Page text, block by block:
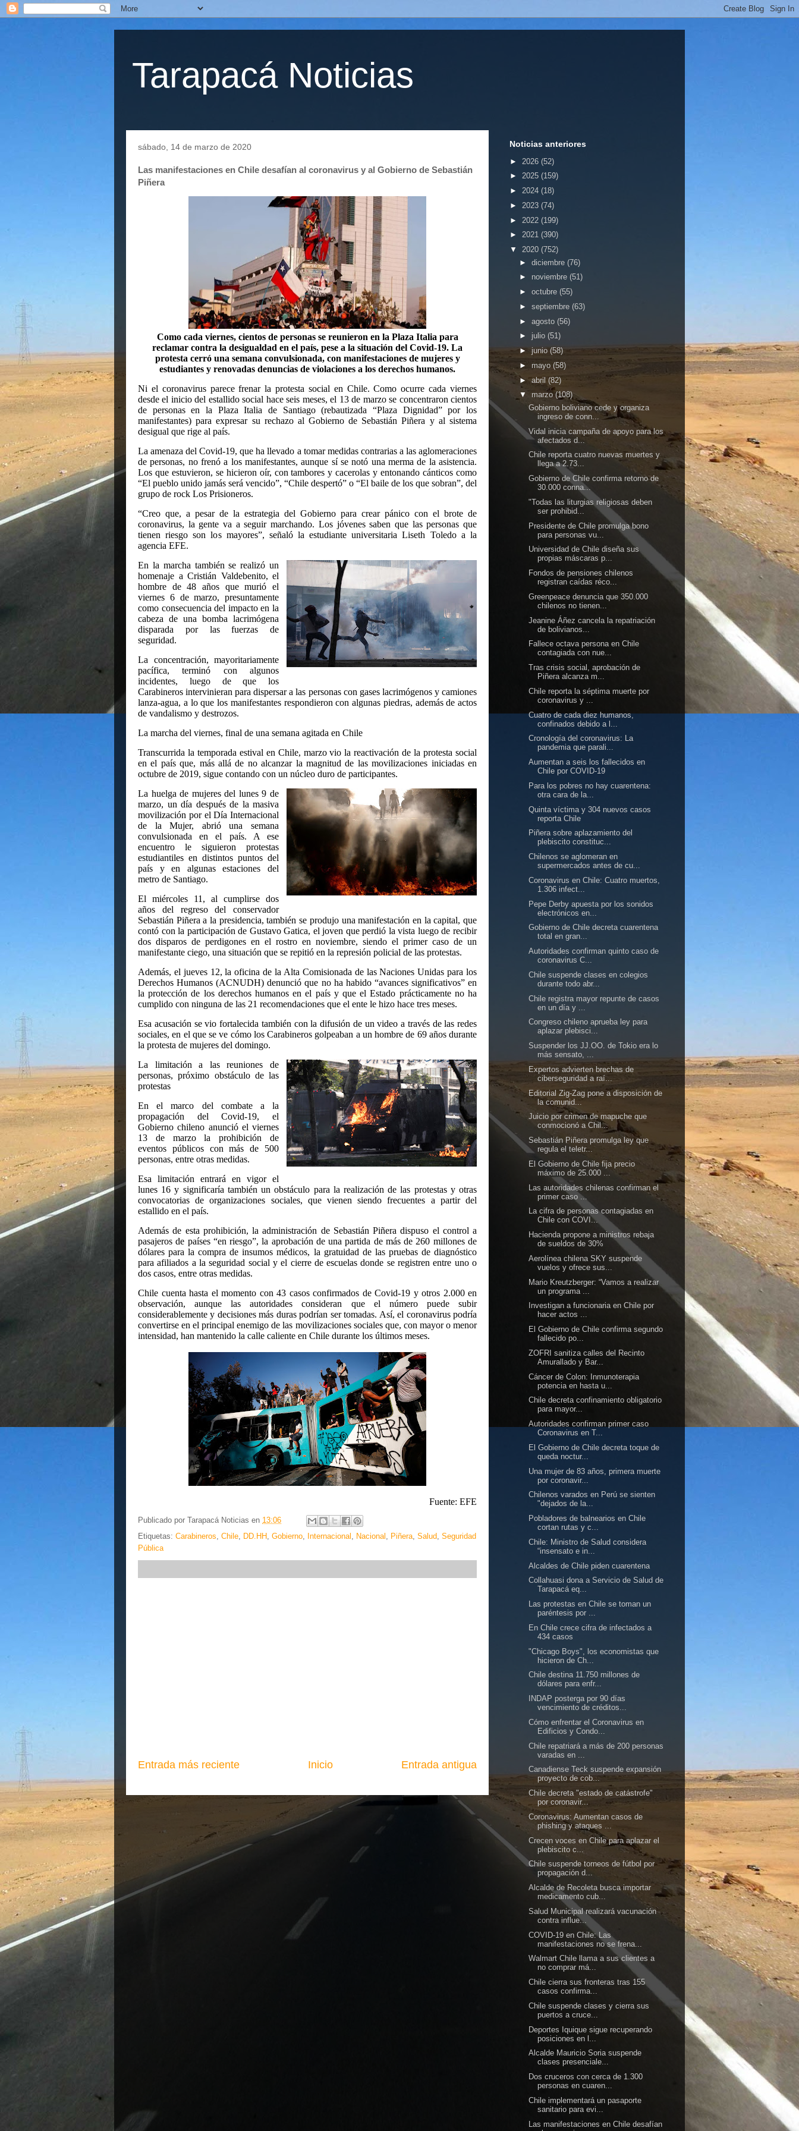
Tarapacá Noticias
sábado, 14 de marzo de 2020
Las manifestaciones en Chile desafían al coronavirus y al Gobierno de Sebastián
Piñera
Como cada viernes, cientos de personas se reunieron en la Plaza Italia para
reclamar contra la desigualdad en el país, pese a la situación del Covid-19. La
protesta cerró una semana convulsionada, con manifestaciones de mujeres y
estudiantes y renovadas denuncias de violaciones a los derechos humanos.
Ni el coronavirus parece frenar la protesta social en Chile. Como ocurre cada viernes
desde el inicio del estallido social hace seis meses, el 13 de marzo se concentraron cientos
de personas en la Plaza Italia de Santiago (rebautizada “Plaza Dignidad” por los
manifestantes) para expresar su rechazo al Gobierno de Sebastián Piñera y al sistema
desigual que rige al país.
La amenaza del Covid-19, que ha llevado a tomar medidas contrarias a las aglomeraciones
de personas, no frenó a los manifestantes, aunque sí se notó una merma de la asistencia.
Los que estuvieron, se hicieron oír, con tambores y cacerolas y entonando cánticos como
“El pueblo unido jamás será vencido”, “Chile despertó” o “El baile de los que sobran”, del
grupo de rock Los Prisioneros.
“Creo que, a pesar de la estrategia del Gobierno para crear pánico con el brote de
coronavirus, la gente va a seguir marchando. Los jóvenes saben que las personas que
tienen riesgo son los mayores”, señaló la estudiante universitaria Liseth Toledo a la
agencia EFE.
En la marcha también se realizó un
homenaje a Cristián Valdebenito, el
hombre de 48 años que murió el
viernes 6 de marzo, presuntamente
como consecuencia del impacto en la
cabeza de una bomba lacrimógena
disparada por las fuerzas de
seguridad.
La concentración, mayoritariamente
pacífica, terminó con algunos
incidentes, luego de que los
Carabineros intervinieran para dispersar a las personas con gases lacrimógenos y camiones
lanza-agua, a lo que los manifestantes respondieron con algunas piedras, además de actos
de vandalismo y destrozos.
La marcha del viernes, final de una semana agitada en Chile
Transcurrida la temporada estival en Chile, marzo vio la reactivación de la protesta social
en el país que, más allá de no alcanzar la magnitud de las movilizaciones iniciadas en
octubre de 2019, sigue contando con un núcleo duro de participantes.
La huelga de mujeres del lunes 9 de
marzo, un día después de la masiva
movilización por el Día Internacional
de la Mujer, abrió una semana
convulsionada en el país. A ese
encuentro le siguieron protestas
estudiantiles en distintos puntos del
país y en algunas estaciones del
metro de Santiago.
El miércoles 11, al cumplirse dos
años del regreso del conservador
Sebastián Piñera a la presidencia, también se produjo una manifestación en la capital, que
contó con la participación de Gustavo Gatica, el joven que perdió la vista luego de recibir
dos disparos de perdigones en el rostro en noviembre, siendo el primer caso de un
manifestante ciego, una situación que se repitió en la represión policial de las protestas.
Además, el jueves 12, la oficina de la Alta Comisionada de las Naciones Unidas para los
Derechos Humanos (ACNUDH) denunció que no ha habido “avances significativos” en
la protección de los derechos humanos en el país y que el Estado prácticamente no ha
cumplido con ninguna de las 21 recomendaciones que el ente le hizo hace tres meses.
Esa acusación se vio fortalecida también con la difusión de un video a través de las redes
sociales, en el que se ve cómo los Carabineros golpeaban a un hombre de 69 años durante
la protesta de mujeres del domingo.
La limitación a las reuniones de
personas, próximo obstáculo de las
protestas
En el marco del combate a la
propagación del Covid-19, el
Gobierno chileno anunció el viernes
13 de marzo la prohibición de
eventos públicos con más de 500
personas, entre otras medidas.
Esa limitación entrará en vigor el
lunes 16 y significaría también un obstáculo para la realización de las protestas y otras
convocatorias de organizaciones sociales, que vienen siendo frecuentes a partir del
estallido en el país.
Además de esta prohibición, la administración de Sebastián Piñera dispuso el control a
pasajeros de países “en riesgo”, la aprobación de una partida de más de 260 millones de
dólares para la compra de insumos médicos, la gratuidad de las pruebas de diagnóstico
para afiliados a la seguridad social y el cierre de escuelas donde se registren entre uno o
dos casos, entre otras medidas.
Chile cuenta hasta el momento con 43 casos confirmados de Covid-19 y otros 2.000 en
observación, aunque las autoridades consideran que el número puede subir
considerablemente y decisiones más duras podrían ser tomadas. Así, el coronavirus podría
convertirse en el principal enemigo de las movilizaciones sociales que, con mayor o menor
intensidad, han mantenido la calle caliente en Chile durante los últimos meses.
Fuente: EFE
Publicado por Tarapacá Noticias en 13:06
Etiquetas: Carabineros, Chile, DD.HH, Gobierno, Internacional , Nacional , Piñera, Salud, Seguridad
Pública
Entrada más reciente Entrada antigua
Inicio
Noticias anteriores
► 2026 (52)
► 2025 (159)
► 2024 (18)
► 2023 (74)
► 2022 (199)
► 2021 (390)
▼ 2020 (752)
► diciembre (76)
► noviembre (51)
► octubre (55)
► septiembre (63)
► agosto (56)
► julio (51)
► junio (58)
► mayo (58)
►abril (82)
▼ marzo (108)
Gobierno boliviano cede y organiza
ingreso de conn...
Vidal inicia campaña de apoyo para los
afectados d...
Chile reporta cuatro nuevas muertes y
llega a 2.73...
Gobierno de Chile confirma retorno de
30.000 conna...
"Todas las liturgias religiosas deben
ser prohibid...
Presidente de Chile promulga bono
para personas vu...
Universidad de Chile diseña sus
propias máscaras p...
Fondos de pensiones chilenos
registran caídas réco...
Greenpeace denuncia que 350.000
chilenos no tienen...
Jeanine Áñez cancela la repatriación
de bolivianos...
Fallece octava persona en Chile
contagiada con nue...
Tras crisis social, aprobación de
Piñera alcanza m...
Chile reporta la séptima muerte por
coronavirus y ...
Cuatro de cada diez humanos,
confinados debido a l...
Cronología del coronavirus: La
pandemia que parali...
Aumentan a seis los fallecidos en
Chile por COVID-19
Para los pobres no hay cuarentena:
otra cara de la...
Quinta víctima y 304 nuevos casos
reporta Chile
Piñera sobre aplazamiento del
plebiscito constituc...
Chilenos se aglomeran en
supermercados antes de cu...
Coronavirus en Chile: Cuatro muertos,
1.306 infect...
Pepe Derby apuesta por los sonidos
electrónicos en...
Gobierno de Chile decreta cuarentena
total en gran...
Autoridades confirman quinto caso de
coronavirus C...
Chile suspende clases en colegios
durante todo abr...
Chile registra mayor repunte de casos
en un día y ...
Congreso chileno aprueba ley para
aplazar plebisci...
Suspender los JJ.OO. de Tokio era lo
más sensato, ...
Expertos advierten brechas de
ciberseguridad a raí...
Editorial Zig-Zag pone a disposición de
la comunid...
Juicio por crimen de mapuche que
conmocionó a Chil...
Sebastián Piñera promulga ley que
regula el teletr...
El Gobierno de Chile fija precio
máximo de 25.000 ...
Las autoridades chilenas confirman el
primer caso ...
La cifra de personas contagiadas en
Chile con COVI...
Hacienda propone a ministros rebaja
de sueldos de 30%
Aerolínea chilena SKY suspende
vuelos y ofrece sus...
Mario Kreutzberger: “Vamos a realizar
un programa ...
Investigan a funcionaria en Chile por
hacer actos ...
El Gobierno de Chile confirma segundo
fallecido po...
ZOFRI sanitiza calles del Recinto
Amurallado y Bar...
Cáncer de Colon: Inmunoterapia
potencia en hasta u...
Chile decreta confinamiento obligatorio
para mayor...
Autoridades confirman primer caso
Coronavirus en T...
El Gobierno de Chile decreta toque de
queda noctur...
Una mujer de 83 años, primera muerte
por coronavir...
Chilenos varados en Perú se sienten
"dejados de la...
Pobladores de balnearios en Chile
cortan rutas y c...
Chile: Ministro de Salud considera
“insensato e in...
Alcaldes de Chile piden cuarentena
Collahuasi dona a Servicio de Salud de
Tarapacá eq...
Las protestas en Chile se toman un
paréntesis por ...
En Chile crece cifra de infectados a
434 casos
"Chicago Boys", los economistas que
hicieron de Ch...
Chile destina 11.750 millones de
dólares para enfr...
INDAP posterga por 90 días
vencimiento de créditos...
Cómo enfrentar el Coronavirus en
Edificios y Condo...
Chile repatriará a más de 200 personas
varadas en ...
Canadiense Teck suspende expansión
proyecto de cob...
Chile decreta "estado de catástrofe"
por coronavir...
Coronavirus: Aumentan casos de
phishing y ataques ...
Crecen voces en Chile para aplazar el
plebiscito c...
Chile suspende torneos de fútbol por
propagación d...
Alcalde de Recoleta busca importar
medicamento cub...
Salud Municipal realizará vacunación
contra influe...
COVID-19 en Chile: Las
manifestaciones no se frena...
Walmart Chile llama a sus clientes a
no comprar má...
Chile cierra sus fronteras tras 155
casos confirma...
Chile suspende clases y cierra sus
puertos a cruce...
Deportes Iquique sigue recuperando
posiciones en l...
Alcalde Mauricio Soria suspende
clases presenciale...
Dos cruceros con cerca de 1.300
personas en cuaren...
Chile implementará un pasaporte
sanitario para evi...
Las manifestaciones en Chile desafían